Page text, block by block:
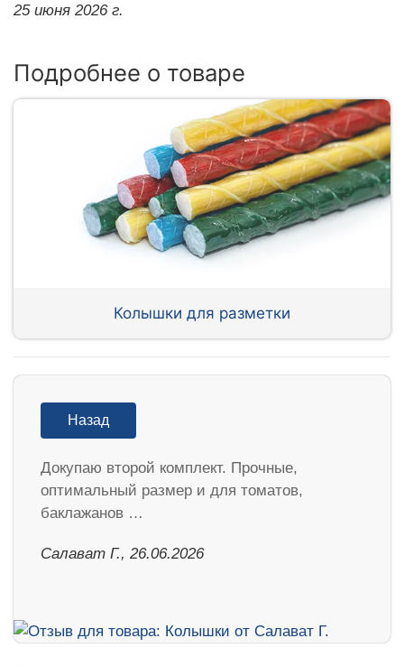
25 июня 2026 г.
Подробнее о товаре
Колышки для разметки
Назад
Докупаю второй комплект. Прочные,
оптимальный размер и для томатов,
баклажанов …
Салават Г., 26.06.2026